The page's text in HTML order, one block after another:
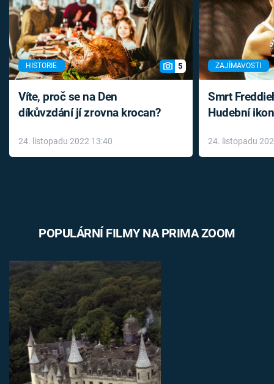
HISTORIE 5
Víte, proč se na Den
díkůvzdání jí zrovna krocan?
24. listopadu 2022 13:40
ZAJÍMAVOSTI
Smrt
Hudební
léky
24. listopadu
POPULÁRNÍ FILMY NA PRIMA ZOOM